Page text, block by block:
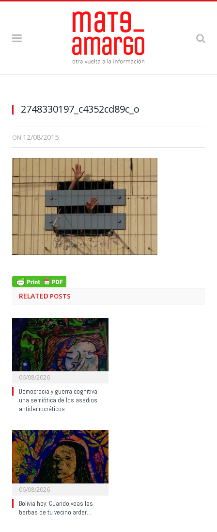
2748330197_c4352cd89c_o
ON 12/08/2015
RELATED POSTS
06/08/2026
Democracia y guerra cognitiva:
una semiótica de los asedios
antidemocráticos
06/08/2026
Bolivia hoy: Cuando veas las
barbas de tu vecino arder…